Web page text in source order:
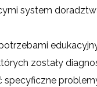
system
zostały